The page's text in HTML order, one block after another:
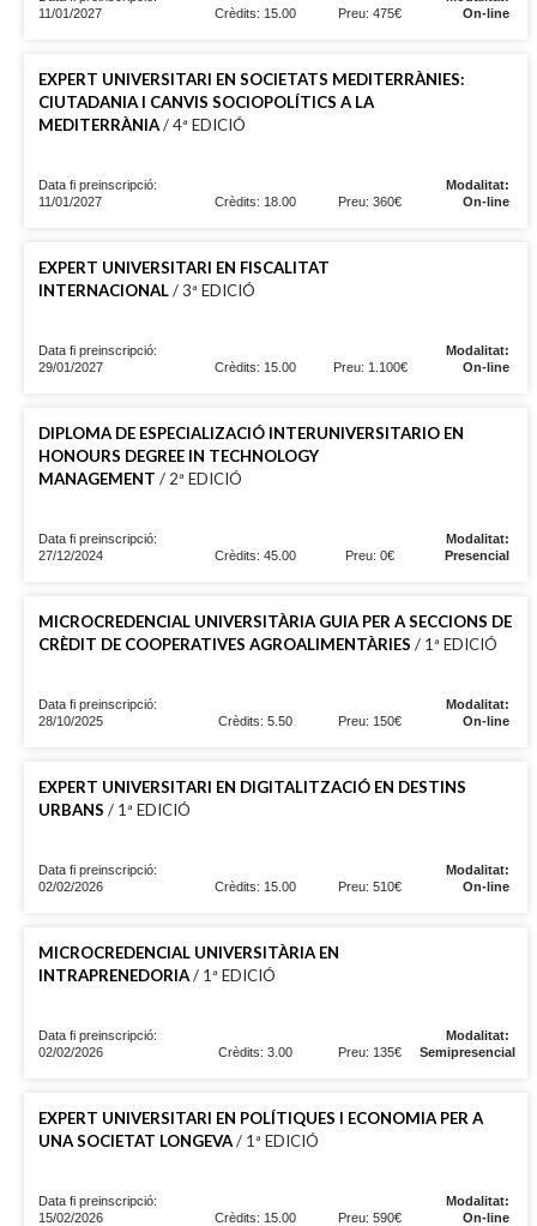
11/01/2027
Crèdits: 15.00 Preu: 475€
On-line
EXPERT UNIVERSITARI EN SOCIETATS MEDITERRÀNIES:
CIUTADANIA I CANVIS SOCIOPOLÍTICS A LA
MEDITERRÀNIA/ 4ª EDICIÓ
Data fi preinscripció:
11/01/2027
Crèdits: 18.00 Preu: 360€
Modalitat:
On-line
EXPERT UNIVERSITARI EN FISCALITAT
INTERNACIONAL/ 3ª EDICIÓ
Data fi preinscripció:
29/01/2027
Crèdits: 15.00 Preu: 1.100€
Modalitat:
On-line
DIPLOMA DE ESPECIALIZACIÓ INTERUNIVERSITARIO EN
HONOURS DEGREE IN TECHNOLOGY
MANAGEMENT / 2ª EDICIÓ
Data fi preinscripció:
27/12/2024
Crèdits: 45.00 Preu: 0€
Modalitat:
Presencial
MICROCREDENCIAL UNIVERSITÀRIA GUIA PER A SECCIONS DE
CRÈDIT DE COOPERATIVES AGROALIMENTÀRIES / 1ª EDICIÓ
Data fi preinscripció:
28/10/2025
Crèdits: 5.50 Preu: 150€
Modalitat:
On-line
EXPERT UNIVERSITARI EN DIGITALITZACIÓ EN DESTINS
URBANS / 1ª EDICIÓ
Data fi preinscripció:
02/02/2026
Crèdits: 15.00 Preu: 510€
Modalitat:
On-line
MICROCREDENCIAL UNIVERSITÀRIA EN
INTRAPRENEDORIA/ 1ª EDICIÓ
Data fi preinscripció:
02/02/2026
Crèdits: 3.00 Preu: 135€
Modalitat:
Semipresencial
EXPERT UNIVERSITARI EN POLÍTIQUES I ECONOMIA PER A
UNA SOCIETAT LONGEVA/ 1ª EDICIÓ
Data fi preinscripció:
15/02/2026
Crèdits: 15.00 Preu: 590€
Modalitat:
On-line